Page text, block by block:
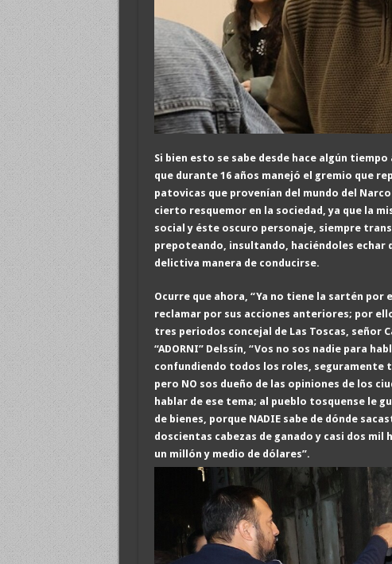
Si bien esto se sabe desde hace algún
que durante 16 años manejó el gremio que
patovicas que provenían del mundo del
cierto resquemor en la sociedad, ya que la
social y éste oscuro personaje, siempre
prepoteando, insultando, haciéndoles echar
delictiva manera de conducirse.
Ocurre que ahora, “Ya no tiene la sartén por
reclamar por sus acciones anteriores; por
tres periodos concejal de Las Toscas, señor
“ADORNI” Delssín, “Vos no sos nadie para
confundiendo todos los roles, seguramente
pero NO sos dueño de las opiniones de los
hablar de ese tema; al pueblo tosquense le
de bienes, porque NADIE sabe de dónde
doscientas cabezas de ganado y casi dos mil
un millóny medio de dólares”.